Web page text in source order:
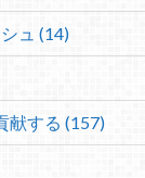
ュ (14)
献する (157)